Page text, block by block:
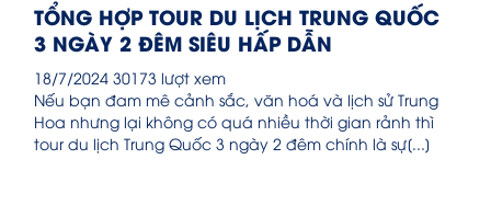
TỔNG HỢP TOUR DU LỊCH TRUNG QUỐC
3 NGÀY 2 ĐÊM SIÊU HẤP DẪN
18/7/2024 30173 lượt xem
Nếu bạn đam mê cảnh sắc, văn hoá và lịch sử Trung
Hoa nhưng lại không có quá nhiều thời gian rảnh thì
tour du lịch Trung Quốc 3 ngày 2 đêm chính là sự[...]